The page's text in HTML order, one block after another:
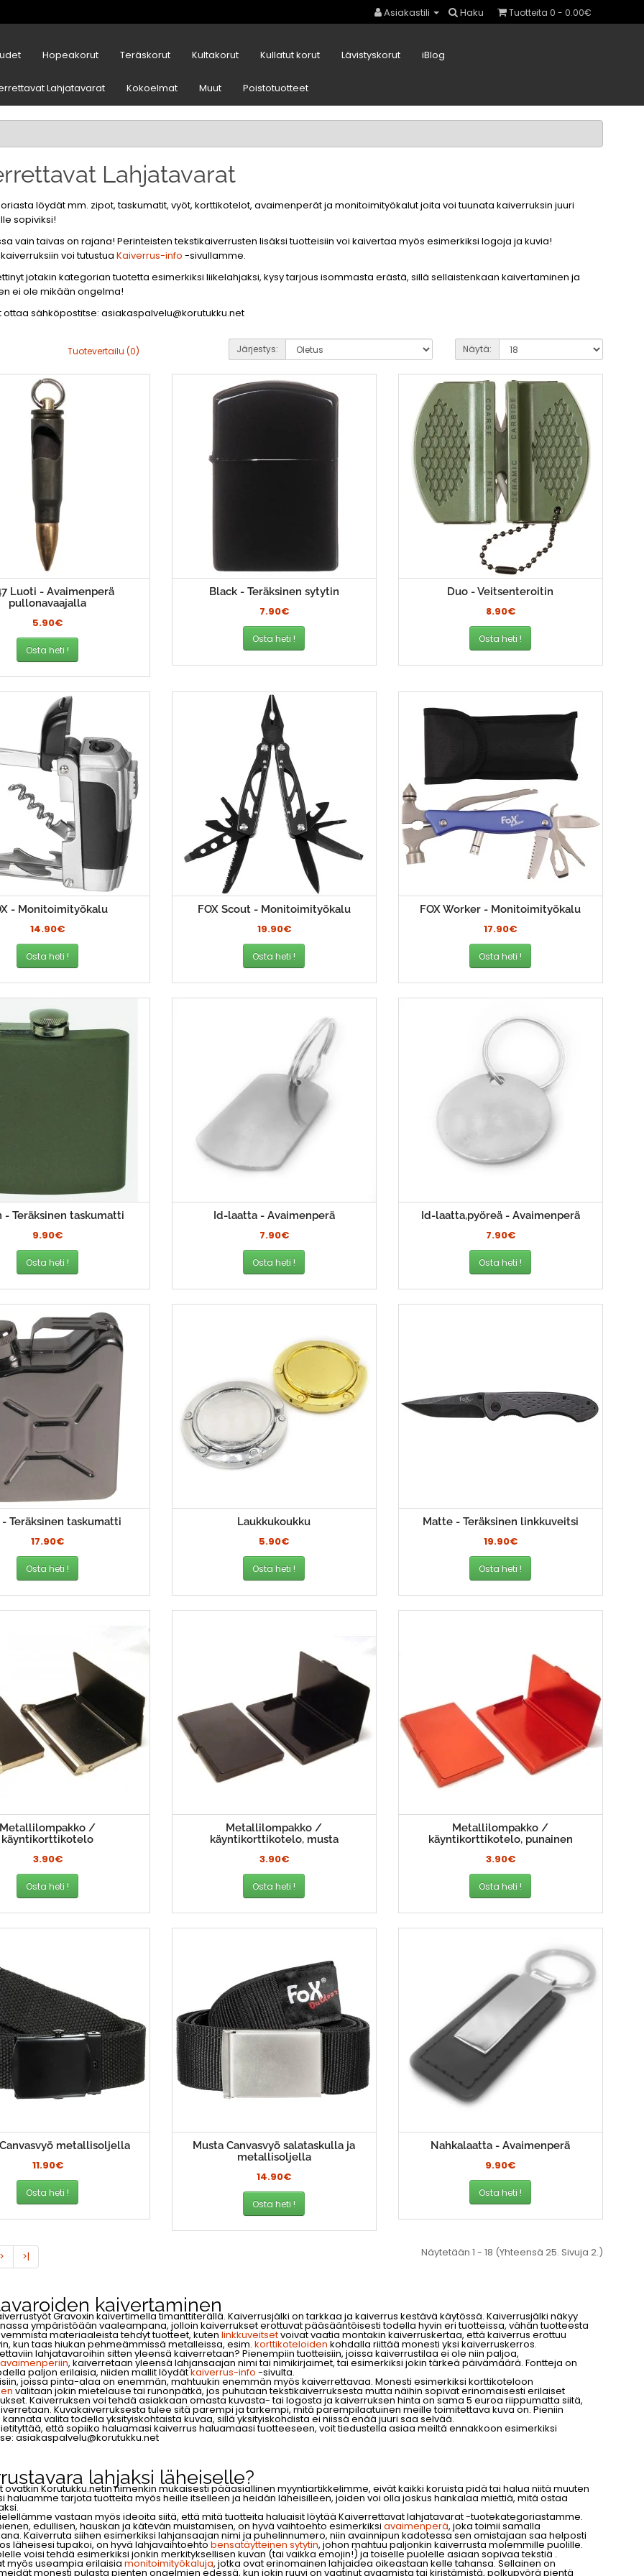
Asiakastili Haku Tuotteita 0 - 0.00€
Hopeakorut Teräskorut Kultakorut Kullatut korut Lävistyskorut iBlog
Lahjatavarat Kokoelmat Muut Poistotuotteet
Lahjatavarat
löydät mm. zipot, taskumatit, vyöt, korttikotelot, avaimenperät ja monitoimityökalut joita voi tuunata kaiverruksin juuri
sopiviksi!
vain taivas on rajana! Perinteisten tekstikaiverrusten lisäksi tuotteisiin voi kaivertaa myös esimerkiksi logoja ja kuvia!
voi tutustua Kaiverrus-info -sivullamme.
jotakin kategorian tuotetta esimerkiksi liikelahjaksi, kysy tarjous isommasta erästä, sillä sellaistenkaan kaivertaminen ja
ei ole mikään ongelma!
ottaa sähköpostitse: asiakaspalvelu@korutukku.net
Tuotevertailu (0) Järjestys: Näytä:
Luoti - Avaimenperä
pullonavaajalla
5.90€
Osta heti !
Black - Teräksinen sytytin
7.90€
Osta heti !
Duo - Veitsenteroitin
8.90€
Osta heti !
- Monitoimityökalu
14.90€
Osta heti !
FOX Scout - Monitoimityökalu
19.90€
Osta heti !
FOX Worker - Monitoimityökalu
17.90€
Osta heti !
- Teräksinen taskumatti
9.90€
Osta heti !
Id-laatta - Avaimenperä
7.90€
Osta heti !
Id-laatta,pyöreä - Avaimenperä
7.90€
Osta heti !
Teräksinen taskumatti
17.90€
Osta heti !
Laukkukoukku
5.90€
Osta heti !
Matte - Teräksinen linkkuveitsi
19.90€
Osta heti !
Metallilompakko /
käyntikorttikotelo
3.90€
Osta heti !
Metallilompakko /
käyntikorttikotelo, musta
3.90€
Osta heti !
Metallilompakko /
käyntikorttikotelo, punainen
3.90€
Osta heti !
metallisoljella
11.90€
Osta heti !
Musta Canvasvyö salataskulla ja
metallisoljella
14.90€
Osta heti !
Nahkalaatta - Avaimenperä
9.90€
Osta heti !
> >| Näytetään 1 - 18 (Yhteensä 25. Sivuja 2.)
kaivertaminen
Gravoxin kaivertimella timanttiterällä. Kaiverrusjälki on tarkkaa ja kaiverrus kestävä käytössä. Kaiverrusjälki näkyy
ympäristöään vaaleampana, jolloin kaiverrukset erottuvat pääsääntöisesti todella hyvin eri tuotteissa, vähän tuotteesta
materiaaleista tehdyt tuotteet, kuten linkkuveitsetvoivat vaatia montakin kaiverruskertaa, että kaiverrus erottuu
kun taas hiukan pehmeämmissä metalleissa, esim. korttikoteloiden kohdalla riittää monesti yksi kaiverruskerros.
lahjatavaroihin sitten yleensä kaiverretaan? Pienempiin tuotteisiin, joissa kaiverrustilaa ei ole niin paljoa,
avaimenperiin, kaiverretaan yleensä lahjansaajan nimi tai nimikirjaimet, tai esimerkiksi jokin tärkeä päivämäärä. Fontteja on
paljon erilaisia, niiden mallit löydätkaiverrus-info -sivulta.
joissa pinta-alaa on enemmän, mahtuukin enemmän myös kaiverrettavaa. Monesti esimerkiksi korttikoteloon
valitaan jokin mietelause tai runonpätkä, jos puhutaan tekstikaiverruksesta mutta näihin sopivat erinomaisesti erilaiset
Kaiverruksen voi tehdä asiakkaan omasta kuvasta- tai logosta ja kaiverruksen hinta on sama 5 euroa riippumatta siitä,
Kuvakaiverruksesta tulee sitä parempi ja tarkempi, mitä parempilaatuinen meille toimitettava kuva on. Pieniin
valita todella yksityiskohtaista kuvaa, sillä yksityiskohdista ei niissä enää juuri saa selvää.
että sopiiko haluamasi kaiverrus haluamaasi tuotteeseen, voit tiedustella asiaa meiltä ennakkoon esimerkiksi
asiakaspalvelu@korutukku.net
lahjaksi läheiselle?
ovatkin Korutukku.netin nimenkin mukaisesti pääasiallinen myyntiartikkelimme, eivät kaikki koruista pidä tai halua niitä muuten
haluamme tarjota tuotteita myös heille itselleen ja heidän läheisilleen, joiden voi olla joskus hankalaa miettiä, mitä ostaa
vastaan myös ideoita siitä, että mitä tuotteita haluaisit löytää Kaiverrettavat lahjatavarat -tuotekategoriastamme.
edullisen, hauskan ja kätevän muistamisen, on hyvä vaihtoehto esimerkiksi avaimenperä, joka toimii samalla
Kaiverruta siihen esimerkiksi lahjansaajan nimi ja puhelinnumero, niin avainnipun kadotessa sen omistajaan saa helposti
läheisesi tupakoi, on hyvä lahjavaihtoehto bensatäytteinen sytytin, johon mahtuu paljonkin kaiverrusta molemmille puolille.
voisi tehdä esimerkiksi jonkin merkityksellisen kuvan (tai vaikka emojin!) ja toiselle puolelle asiaan sopivaa tekstiä .
myös useampia erilaisia monitoimityökaluja, jotka ovat erinomainen lahjaidea oikeastaan kelle tahansa. Sellainen on
monesti pulasta pienten ongelmien edessä, kun jokin ruuvi on vaatinut avaamista tai kiristämistä, polkupyörä pientä